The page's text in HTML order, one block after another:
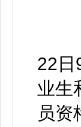
（
22日
业生
员资